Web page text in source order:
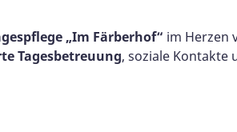
„Im Färberhof“ im Herzen
Tagesbetreuung, soziale Kontakte